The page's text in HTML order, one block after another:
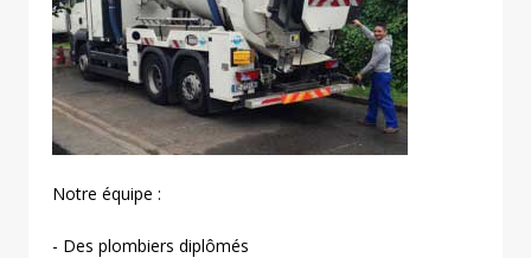
Notre équipe :
- Des plombiers diplômés